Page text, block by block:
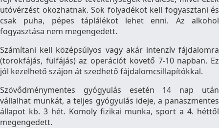
utóvérzést okozhatnak. Sok folyadékot kell fogyasztani és
csak puha, pépes táplálékot lehet enni. Az alkohol
fogyasztása nem megengedett.
Számítani kell középsúlyos vagy akár intenzív fájdalomra
(torokfájás, fülfájás) az operációt követő 7-10 napban. Ez
jól kezelhető szájon át szedhető fájdalomcsillapítókkal.
Szövődménymentes gyógyulás esetén 14 nap után
vállalhat munkát, a teljes gyógyulás ideje, a panaszmentes
állapot kb. 3 hét. Komoly fizikai munka, sport a 4. héttől
megengedett.